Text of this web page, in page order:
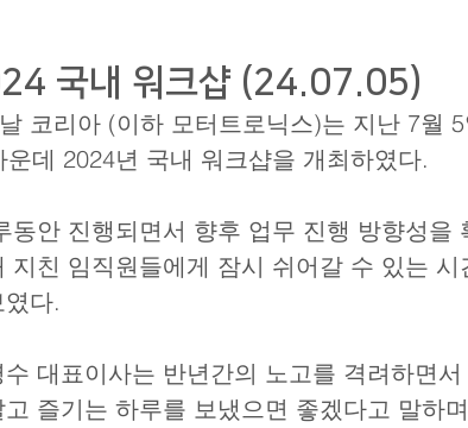
국내 워크샵 (24.07.05)
데 2024년 국내 워크샵을 개최하였다.
지친 임직원들에게 잠시 쉬어갈 수 있는 시
다.
즐기는 하루를 보냈으면 좋겠다고 말하